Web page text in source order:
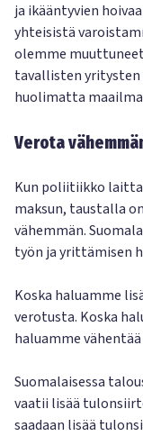
ja ikääntyvien
yhteisistä
olemme
tavallisten
huolimatta
Verota
Kun poliitiikko
maksun, taustalla
vähemmän.
työn ja yrittämisen
Koska haluamme
verotusta. Koska
haluamme
Suomalaisessa
vaatii lisää
saadaan lisää